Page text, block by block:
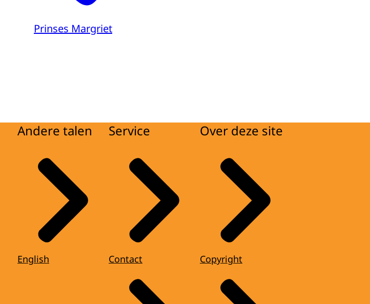
Prinses Margriet
Andere talen
English
Service
Contact
Over deze site
Copyright